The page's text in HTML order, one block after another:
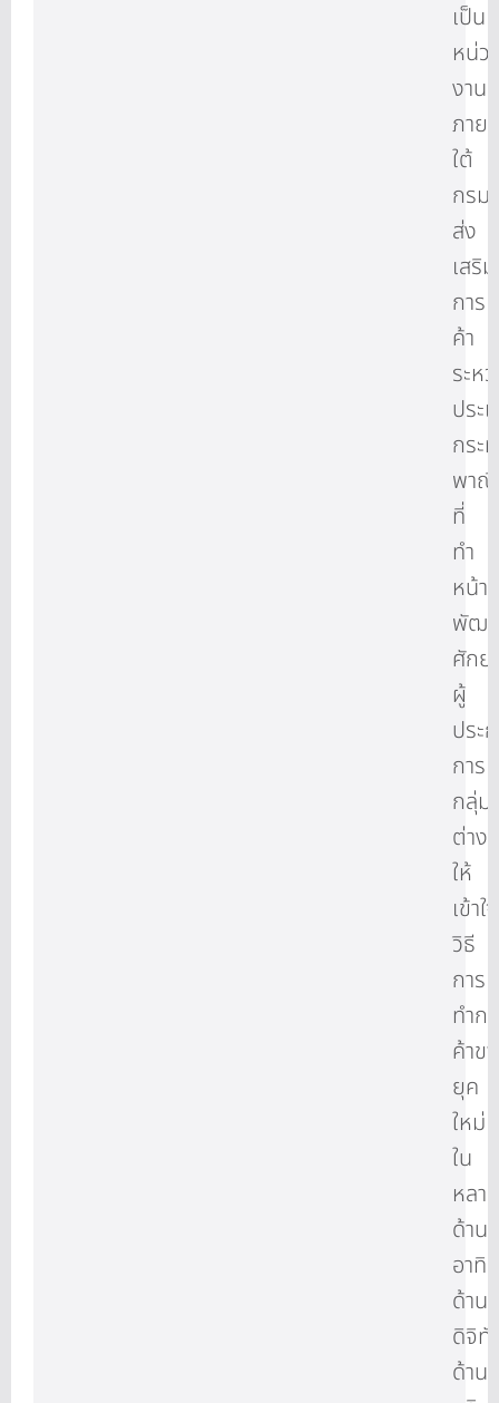
เป็น
หน่ว
งาน
ภาย
ใต้
กรม
ส่ง
เสริม
การ
ค้า
ระห
ประ
กระ
พา
ที่
ทำ
หน้า
พัฒ
ศักย
ผู้
ประ
การ
กลุ่ม
ต่าง
ให้
เข้าใจ
วิธี
การ
ทำก
ค้าข
ยุค
ใหม่
ใน
หลา
ด้าน
อาทิ
ด้าน
ดิจิทั
ด้าน